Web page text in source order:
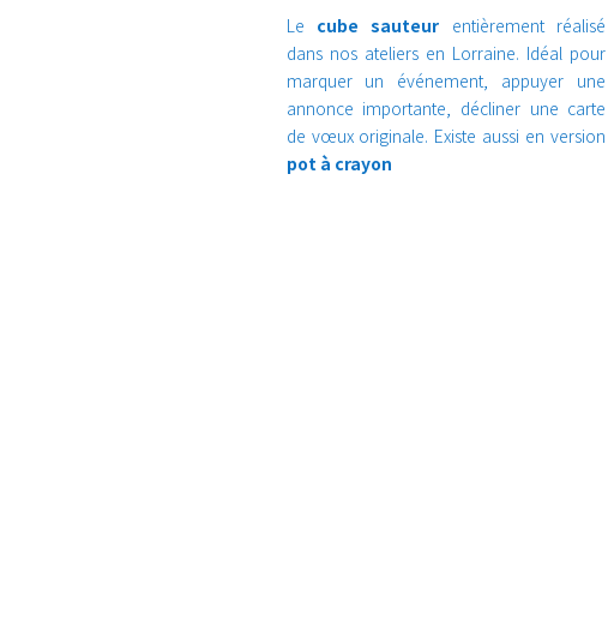
Le cube sauteur entièrement réalisé
dans nos ateliers en Lorraine. Idéal pour
marquer un événement, appuyer une
annonce importante, décliner une carte
de vœux originale. Existe aussi en version
pot à crayon